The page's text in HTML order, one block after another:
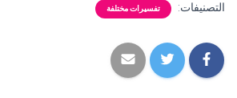
التصنيفات: تفسيرات مختلفة